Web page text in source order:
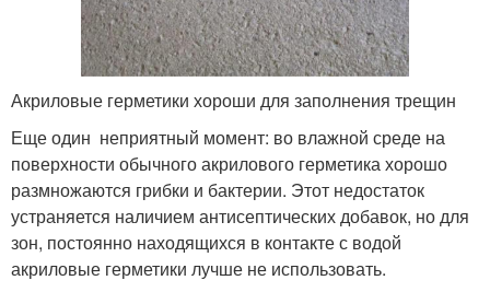
Акриловые герметики хороши для заполнения трещин
Еще один неприятный момент: во влажной среде на
поверхности обычного акрилового герметика хорошо
размножаются грибки и бактерии. Этот недостаток
устраняется наличием антисептических добавок, но для
зон, постоянно находящихся в контакте с водой
акриловые герметики лучше не использовать.